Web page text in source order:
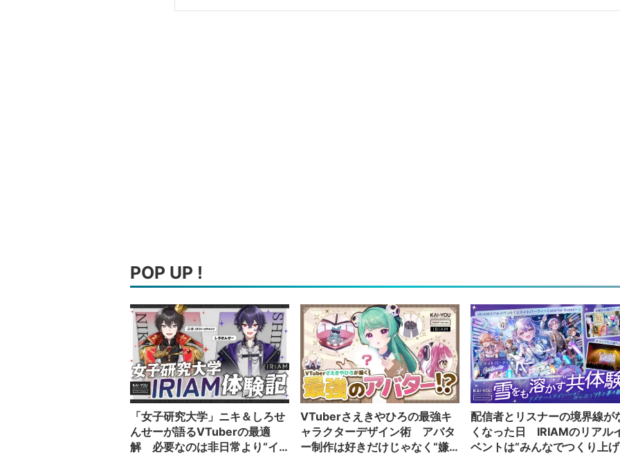
POP UP !
「女子研究大学」ニキ＆しろせ
んせーが語るVTuberの最適
解 必要なのは非日常より“イ
VTuberさえきやひろの最強キ
ャラクターデザイン術 アバタ
ー制作は好きだけじゃなく“嫌
配信者とリスナーの境界線が
くなった日 IRIAMのリアル
ベントは“みんなでつくり上げ